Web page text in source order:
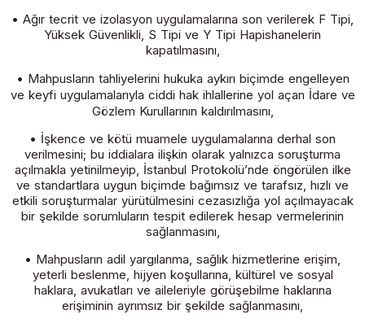
• Ağır tecrit ve izolasyon uygulamalarına son verilerek F Tipi,
Yüksek Güvenlikli, S Tipi ve Y Tipi Hapishanelerin
kapatılmasını,
• Mahpusların tahliyelerini hukuka aykırı biçimde engelleyen
ve keyfi uygulamalarıyla ciddi hak ihlallerine yol açan İdare ve
Gözlem Kurullarının kaldırılmasını,
• İşkence ve kötü muamele uygulamalarına derhal son
verilmesini; bu iddialara ilişkin olarak yalnızca soruşturma
açılmakla yetinilmeyip, İstanbul Protokolü’nde öngörülen ilke
ve standartlara uygun biçimde bağımsız ve tarafsız, hızlı ve
etkili soruşturmalar yürütülmesini cezasızlığa yol açılmayacak
bir şekilde sorumluların tespit edilerek hesap vermelerinin
sağlanmasını,
• Mahpusların adil yargılanma, sağlık hizmetlerine erişim,
yeterli beslenme, hijyen koşullarına, kültürel ve sosyal
haklara, avukatları ve aileleriyle görüşebilme haklarına
erişiminin ayrımsız bir şekilde sağlanmasını,